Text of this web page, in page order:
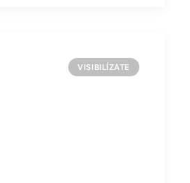
VISIBILÍZATE